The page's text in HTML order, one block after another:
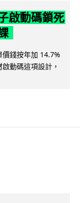
啟動碼鎖死
錢按年加 14.7%
動碼這項設計，